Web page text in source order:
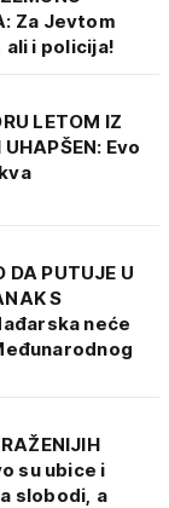
Za Jevtom
i policija!
LETOM IZ
Evo
DA PUTUJE U
S
neće
su ubice i
slobodi, a